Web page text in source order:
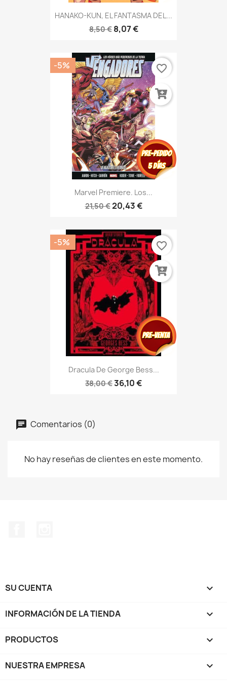
HANAKO-KUN, EL FANTASMA DEL...
8,50 € 8,07 €
Marvel Premiere. Los...
21,50 €20,43 €
-5% favorite_border
Dracula De George Bess...
38,00 €36,10 €
-5% favorite_border
Comentarios (0)
No hay reseñas de clientes en este momento.
SU CUENTA 
INFORMACIÓN DE LA TIENDA keyboard_arrow_down
PRODUCTOS 
NUESTRA EMPRESA 